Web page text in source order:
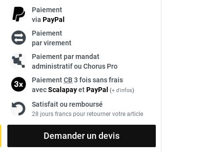
Paiement
via PayPal
Paiement
par virement
Paiement par mandat
administratif ou Chorus Pro
PaiementCB 3 fois sans frais
avecScalapayetPayPal (+ d'infos)
Satisfait ou remboursé
28 jours francs pour retourner votre article
Demander un devis